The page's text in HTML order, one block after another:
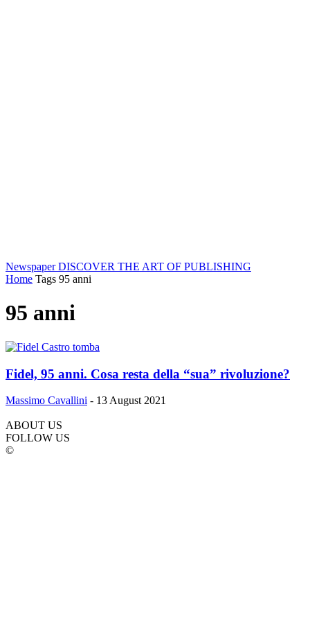
Newspaper DISCOVER THE ART OF PUBLISHING
Home Tags 95 anni
95 anni
Fidel, 95 anni. Cosa resta della “sua” rivoluzione?
Massimo Cavallini - 13 August 2021
ABOUT US
FOLLOW US
©